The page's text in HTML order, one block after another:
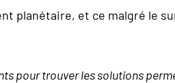
planétaire, et ce malgré le
pour trouver les solutions